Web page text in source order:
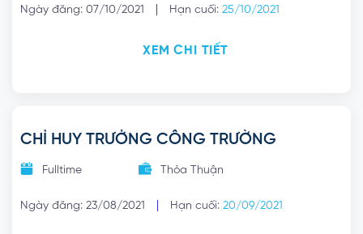
Ngày đăng: 07/10/2021 | Hạn cuối: 25/10/2021
XEM CHI TIẾT
CHỈ HUY TRƯỞNG CÔNG TRƯỜNG
Fulltime Thỏa Thuận
Ngày đăng: 23/08/2021 | Hạn cuối: 20/09/2021